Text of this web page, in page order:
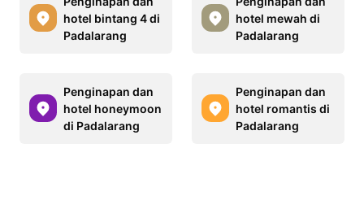
hotel bintang 4 di
Padalarang
hotel mewah di
Padalarang
Penginapan dan
hotel honeymoon
di Padalarang
Penginapan dan
hotel romantis di
Padalarang